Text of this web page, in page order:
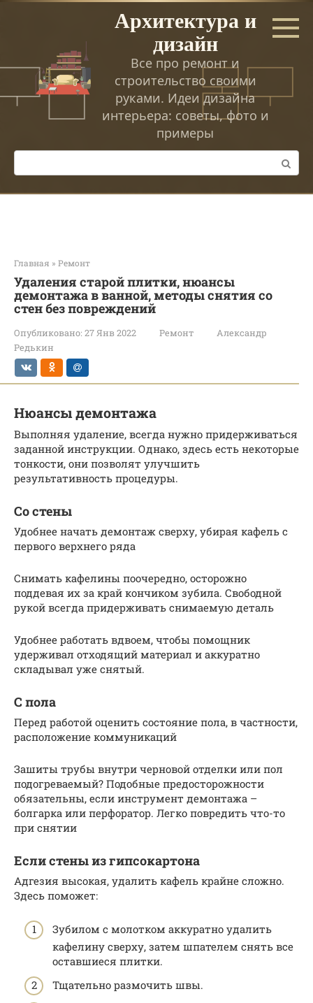
Перейти
Архитектура и
дизайн
Все про ремонт и
строительство своими
руками. Идеи дизайна
интерьера: советы, фото и
примеры
Поиск:
Главная » Ремонт
Удаления старой плитки, нюансы
демонтажа в ванной, методы снятия со
стен без повреждений
Опубликовано: 27 Янв 2022 Ремонт
Александр
Редькин
Нюансы демонтажа
Выполняя удаление, всегда нужно придерживаться
заданной инструкции. Однако, здесь есть некоторые
тонкости, они позволят улучшить
результативность процедуры.
Со стены
Удобнее начать демонтаж сверху, убирая кафель с
первого верхнего ряда
Снимать кафелины поочередно, осторожно
поддевая их за край кончиком зубила. Свободной
рукой всегда придерживать снимаемую деталь
Удобнее работать вдвоем, чтобы помощник
удерживал отходящий материал и аккуратно
складывал уже снятый.
С пола
Перед работой оценить состояние пола, в частности,
расположение коммуникаций
Зашиты трубы внутри черновой отделки или пол
подогреваемый? Подобные предосторожности
обязательны, если инструмент демонтажа –
болгарка или перфоратор. Легко повредить что-то
при снятии
Если стены из гипсокартона
Адгезия высокая, удалить кафель крайне сложно.
Здесь поможет:
Зубилом с молотком аккуратно удалить
кафелину сверху, затем шпателем снять все
оставшиеся плитки.
Тщательно размочить швы.